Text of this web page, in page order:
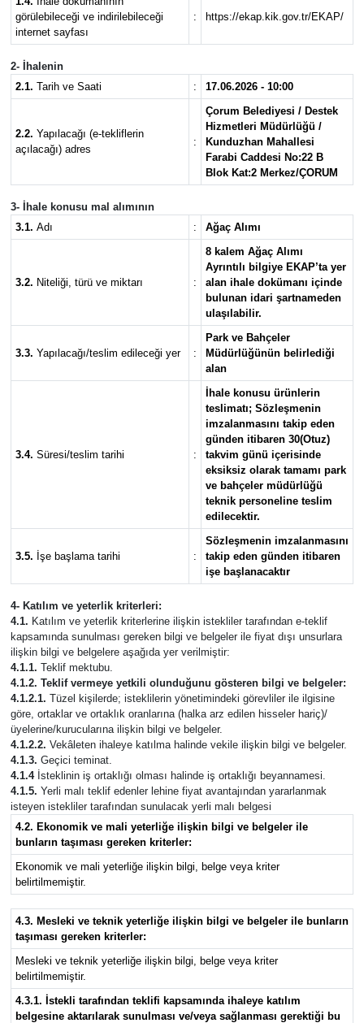
görülebileceği ve indirilebileceği
internet sayfası
: https://ekap.kik.gov.tr/EKAP/
2- İhalenin
2.1. Tarih ve Saati : 17.06.2026 - 10:00
2.2. Yapılacağı (e-tekliflerin
açılacağı) adres
:
Çorum Belediyesi / Destek
Hizmetleri Müdürlüğü /
Kunduzhan Mahallesi
Farabi Caddesi No:22 B
Blok Kat:2 Merkez/ÇORUM
3- İhale konusu mal alımının
3.1. Adı : Ağaç Alımı
3.2. Niteliği, türü ve miktarı :
8 kalem Ağaç Alımı
Ayrıntılı bilgiye EKAP’ta yer
alan ihale dokümanı içinde
bulunan idari şartnameden
ulaşılabilir.
3.3. Yapılacağı/teslim edileceği yer :
Park ve Bahçeler
Müdürlüğünün belirlediği
alan
3.4. Süresi/teslim tarihi :
İhale konusu ürünlerin
teslimatı; Sözleşmenin
imzalanmasını takip eden
günden itibaren 30(Otuz)
takvim günü içerisinde
eksiksiz olarak tamamı park
ve bahçeler müdürlüğü
teknik personeline teslim
edilecektir.
3.5. İşe başlama tarihi :
Sözleşmenin imzalanmasını
takip eden günden itibaren
işe başlanacaktır
4- Katılım ve yeterlik kriterleri:
4.1. Katılım ve yeterlik kriterlerine ilişkin istekliler tarafından e-teklif
kapsamında sunulması gereken bilgi ve belgeler ile fiyat dışı unsurlara
ilişkin bilgi ve belgelere aşağıda yer verilmiştir:
4.1.1. Teklif mektubu.
4.1.2. Teklif vermeye yetkili olunduğunu gösteren bilgi ve belgeler:
4.1.2.1. Tüzel kişilerde; isteklilerin yönetimindeki görevliler ile ilgisine
göre, ortaklar ve ortaklık oranlarına (halka arz edilen hisseler hariç)/
üyelerine/kurucularına ilişkin bilgi ve belgeler.
4.1.2.2. Vekâleten ihaleye katılma halinde vekile ilişkin bilgi ve belgeler.
4.1.3. Geçici teminat.
4.1.4İsteklinin iş ortaklığı olması halinde iş ortaklığı beyannamesi.
4.1.5. Yerli malı teklif edenler lehine fiyat avantajından yararlanmak
isteyen istekliler tarafından sunulacak yerli malı belgesi
4.2. Ekonomik ve mali yeterliğe ilişkin bilgi ve belgeler ile
bunların taşıması gereken kriterler:
Ekonomik ve mali yeterliğe ilişkin bilgi, belge veya kriter
belirtilmemiştir.
4.3. Mesleki ve teknik yeterliğe ilişkin bilgi ve belgeler ile bunların
taşıması gereken kriterler:
Mesleki ve teknik yeterliğe ilişkin bilgi, belge veya kriter
belirtilmemiştir.
4.3.1. İstekli tarafından teklifi kapsamında ihaleye katılım
belgesine aktarılarak sunulması ve/veya sağlanması gerektiği bu
Mecitözü
Ortaköy
Osmancık
Sungurlu
Uğurludağ